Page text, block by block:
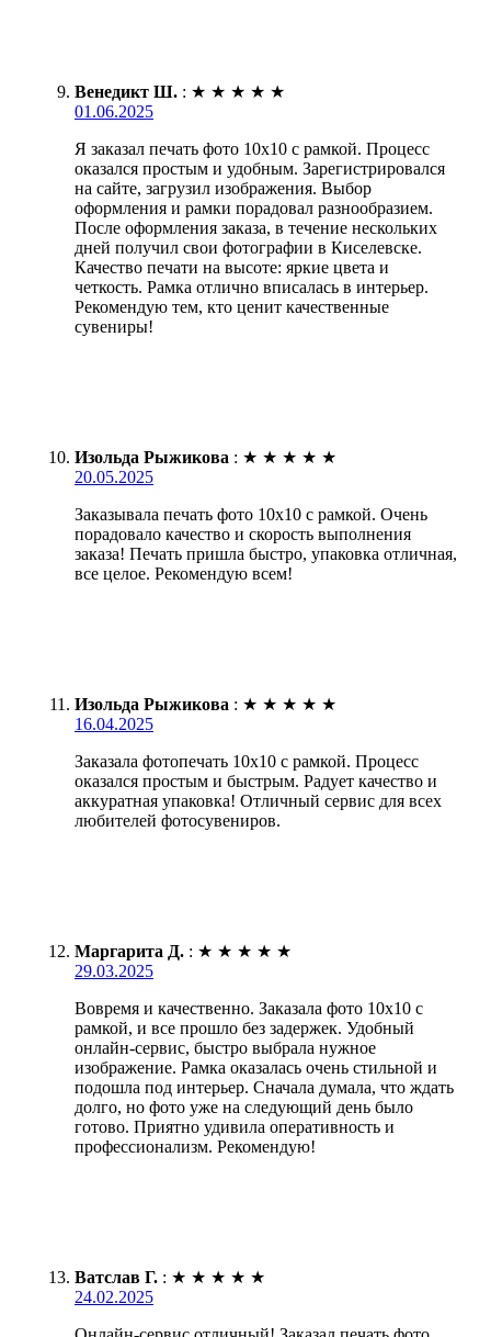
Венедикт Ш. : ★ ★ ★ ★ ★
01.06.2025
Я заказал печать фото 10х10 с рамкой. Процесс
оказался простым и удобным. Зарегистрировался
на сайте, загрузил изображения. Выбор
оформления и рамки порадовал разнообразием.
После оформления заказа, в течение нескольких
дней получил свои фотографии в Киселевске.
Качество печати на высоте: яркие цвета и
четкость. Рамка отлично вписалась в интерьер.
Рекомендую тем, кто ценит качественные
сувениры!
Изольда Рыжикова : ★ ★ ★ ★ ★
20.05.2025
Заказывала печать фото 10х10 с рамкой. Очень
порадовало качество и скорость выполнения
заказа! Печать пришла быстро, упаковка отличная,
все целое. Рекомендую всем!
Изольда Рыжикова : ★ ★ ★ ★ ★
16.04.2025
Заказала фотопечать 10х10 с рамкой. Процесс
оказался простым и быстрым. Радует качество и
аккуратная упаковка! Отличный сервис для всех
любителей фотосувениров.
Маргарита Д. : ★ ★ ★ ★ ★
29.03.2025
Вовремя и качественно. Заказала фото 10х10 с
рамкой, и все прошло без задержек. Удобный
онлайн-сервис, быстро выбрала нужное
изображение. Рамка оказалась очень стильной и
подошла под интерьер. Сначала думала, что ждать
долго, но фото уже на следующий день было
готово. Приятно удивила оперативность и
профессионализм. Рекомендую!
Ватслав Г. : ★ ★ ★ ★ ★
24.02.2025